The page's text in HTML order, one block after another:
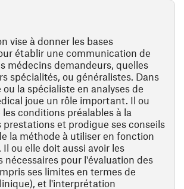
vise à donner les bases
établir une communication de
médecins demandeurs, quelles
spécialités, ou généralistes. Dans
la spécialiste en analyses de
joue un rôle important. Il ou
conditions préalables à la
prestations et prodigue ses conseils
la méthode à utiliser en fonction
ou elle doit aussi avoir les
nécessaires pour l'évaluation des
ses limites en termes de
et l'interprétation